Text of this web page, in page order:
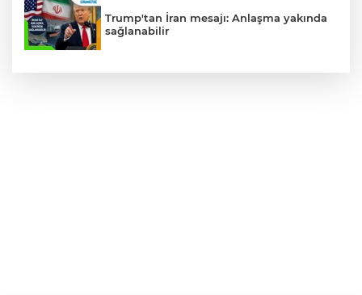
Trump'tan İran mesajı: Anlaşma yakında
sağlanabilir